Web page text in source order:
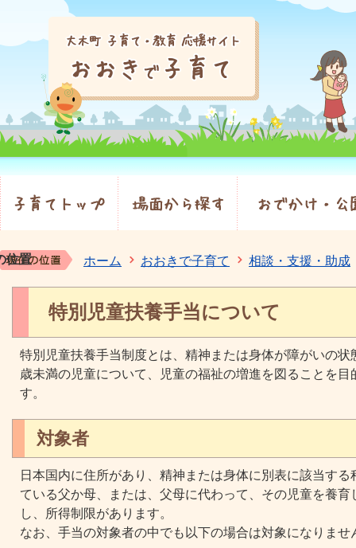
位置 ホーム おおきで子育て 相談・支援・助成
特別児童扶養手当について
特別児童扶養手当制度とは、精神または身体が障がいの
歳未満の児童について、児童の福祉の増進を図ることを
す。
対象者
日本国内に住所があり、精神または身体に別表に該当す
ている父か母、または、父母に代わって、その児童を養
し、所得制限があります。
なお、手当の対象者の中でも以下の場合は対象になりませ